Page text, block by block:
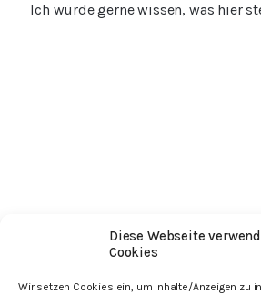
Diese Webseite
Cookies
Wir setzen Cookies ein, um Inhalte/Anzeigen zu
Ich würde gerne wissen, was hier